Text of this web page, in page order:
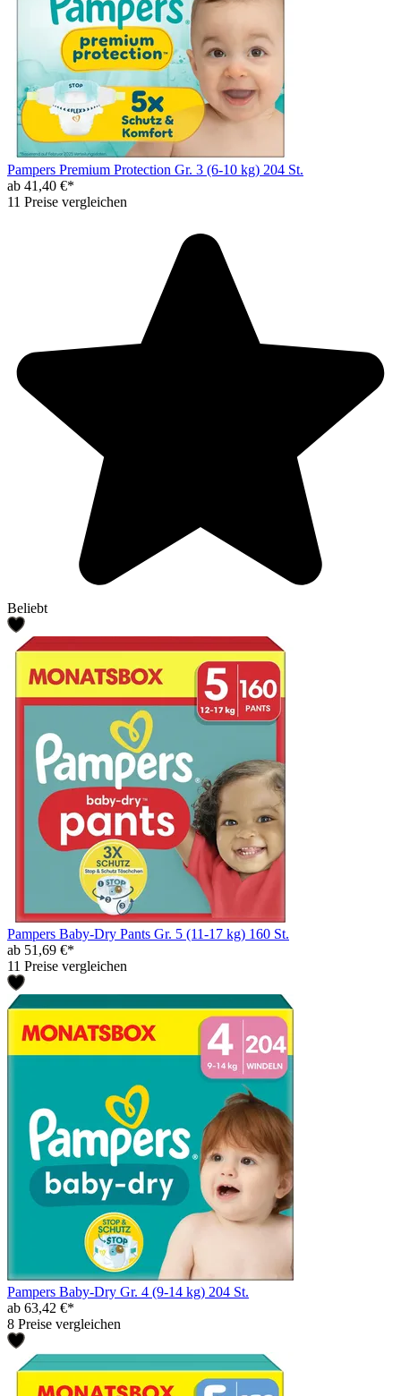
Pampers Premium Protection Gr. 3 (6-10 kg) 204 St.
ab 41,40 €*
11 Preise vergleichen
Beliebt
Pampers Baby-Dry Pants Gr. 5 (11-17 kg) 160 St.
ab 51,69 €*
11 Preise vergleichen
Pampers Baby-Dry Gr. 4 (9-14 kg) 204 St.
ab 63,42 €*
8 Preise vergleichen